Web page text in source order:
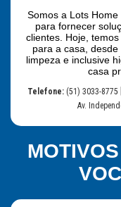
Somos a Lots
para fornecer
clientes. Hoje,
para a casa,
limpeza e inclusive
casa
Telefone: (51) 3033-8775
Av.